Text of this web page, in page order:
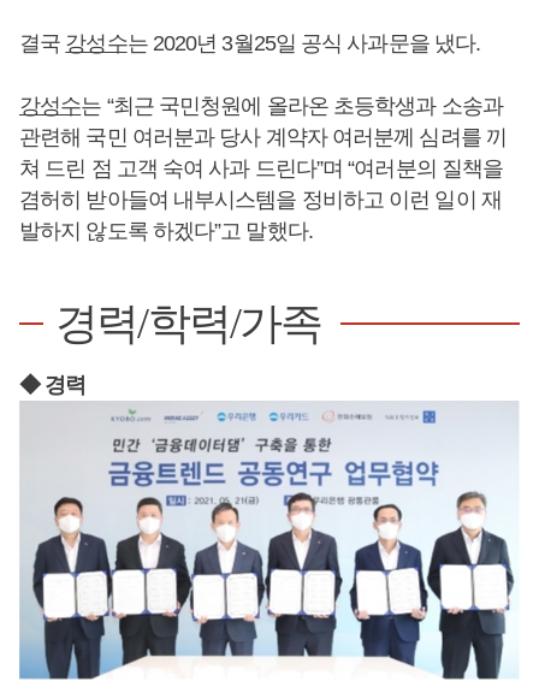
결국 강성수는 2020년 3월25일 공식 사과문을 냈다.
강성수는 “최근 국민청원에 올라온 초등학생과 소송과
관련해 국민 여러분과 당사 계약자 여러분께 심려를 끼
쳐 드린 점 고객 숙여 사과 드린다”며 “여러분의 질책을
겸허히 받아들여 내부시스템을 정비하고 이런 일이 재
발하지 않도록 하겠다”고 말했다.
경력/학력/가족
◆ 경력